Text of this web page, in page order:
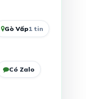
Gò Vấp1 tin
Có Zalo